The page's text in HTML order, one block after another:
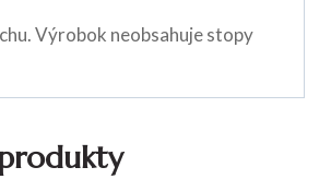
Výrobok neobsahuje stopy